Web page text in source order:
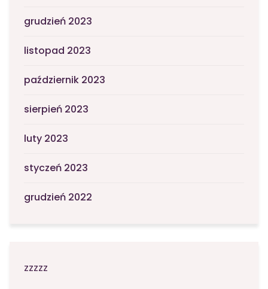
grudzień 2023
listopad 2023
październik 2023
sierpień 2023
luty 2023
styczeń 2023
grudzień 2022
zzzzz